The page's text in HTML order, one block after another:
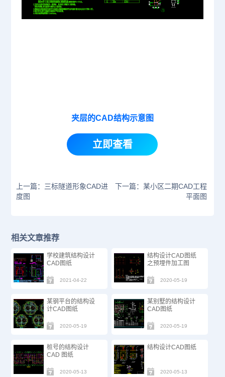
夹层的CAD结构示意图
立即查看
上一篇：三标隧道形象CAD进
度图
下一篇：某小区二期CAD工程
平面图
相关文章推荐
学校建筑结构设计
CAD图纸
2021-04-22
结构设计CAD图纸
之预埋件加工图
2020-05-19
某钢平台的结构设
计CAD图纸
2020-05-19
某别墅的结构设计
CAD图纸
2020-05-19
桩号的结构设计
CAD 图纸
2020-05-13
结构设计CAD图纸
2020-05-13